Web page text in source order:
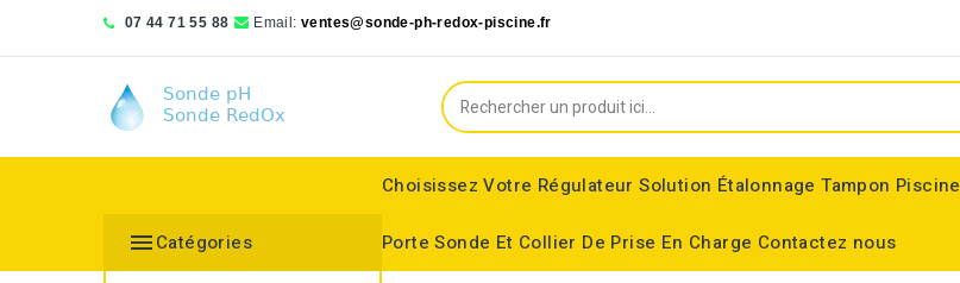
07 44 71 55 88 Email: ventes@sonde-ph-redox-piscine.fr
Choisissez Votre Régulateur Solution Étalonnage Tampon Piscine
Porte Sonde Et Collier De Prise En Charge Contactez nous
Catégories